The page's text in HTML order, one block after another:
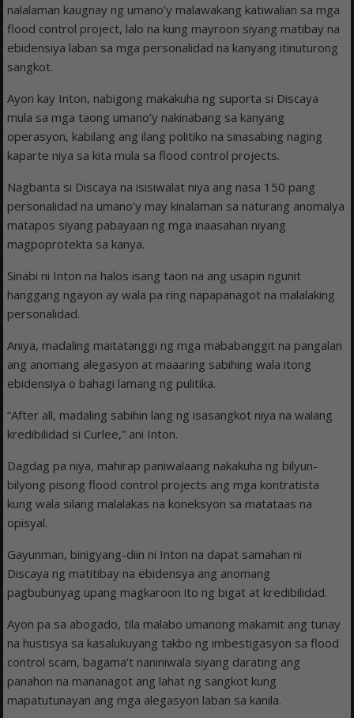
nalalaman kaugnay ng umano’y malawakang katiwalian sa mga
flood control project, lalo na kung mayroon siyang matibay na
ebidensiya laban sa mga personalidad na kanyang itinuturong
sangkot.
Ayon kay Inton, nabigong makakuha ng suporta si Discaya
mula sa mga taong umano’y nakinabang sa kanyang
operasyon, kabilang ang ilang politiko na sinasabing naging
kaparte niya sa kita mula sa flood control projects.
Nagbanta si Discaya na isisiwalat niya ang nasa 150 pang
personalidad na umano’y may kinalaman sa naturang anomalya
matapos siyang pabayaan ng mga inaasahan niyang
magpoprotekta sa kanya.
Sinabi ni Inton na halos isang taon na ang usapin ngunit
hanggang ngayon ay wala pa ring napapanagot na malalaking
personalidad.
Aniya, madaling maitatanggi ng mga mababanggit na pangalan
ang anomang alegasyon at maaaring sabihing wala itong
ebidensiya o bahagi lamang ng pulitika.
“After all, madaling sabihin lang ng isasangkot niya na walang
kredibilidad si Curlee,” ani Inton.
Dagdag pa niya, mahirap paniwalaang nakakuha ng bilyun-
bilyong pisong flood control projects ang mga kontratista
kung wala silang malalakas na koneksyon sa matataas na
opisyal.
Gayunman, binigyang-diin ni Inton na dapat samahan ni
Discaya ng matitibay na ebidensya ang anomang
pagbubunyag upang magkaroon ito ng bigat at kredibilidad.
Ayon pa sa abogado, tila malabo umanong makamit ang tunay
na hustisya sa kasalukuyang takbo ng imbestigasyon sa flood
control scam, bagama’t naniniwala siyang darating ang
panahon na mananagot ang lahat ng sangkot kung
mapatutunayan ang mga alegasyon laban sa kanila.